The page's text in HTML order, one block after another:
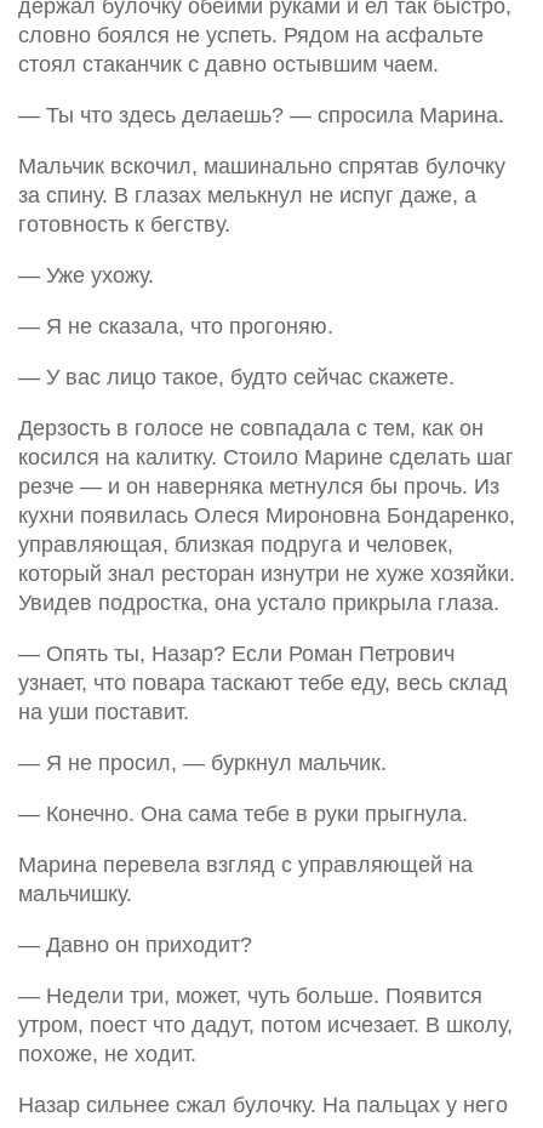
держал булочку обеими руками и ел так быстро,
словно боялся не успеть. Рядом на асфальте
стоял стаканчик с давно остывшим чаем.
— Ты что здесь делаешь? — спросила Марина.
Мальчик вскочил, машинально спрятав булочку
за спину. В глазах мелькнул не испуг даже, а
готовность к бегству.
— Уже ухожу.
— Я не сказала, что прогоняю.
— У вас лицо такое, будто сейчас скажете.
Дерзость в голосе не совпадала с тем, как он
косился на калитку. Стоило Марине сделать шаг
резче — и он наверняка метнулся бы прочь. Из
кухни появилась Олеся Мироновна Бондаренко,
управляющая, близкая подруга и человек,
который знал ресторан изнутри не хуже хозяйки.
Увидев подростка, она устало прикрыла глаза.
— Опять ты, Назар? Если Роман Петрович
узнает, что повара таскают тебе еду, весь склад
на уши поставит.
— Я не просил, — буркнул мальчик.
— Конечно. Она сама тебе в руки прыгнула.
Марина перевела взгляд с управляющей на
мальчишку.
— Давно он приходит?
— Недели три, может, чуть больше. Появится
утром, поест что дадут, потом исчезает. В школу,
похоже, не ходит.
Назар сильнее сжал булочку. На пальцах у него